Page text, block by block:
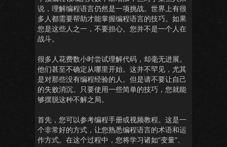
说，理解编程语言仍然是一项挑战。世界上有很
多人都需要帮助才能掌握编程语言的技巧。如果
您是这些人之一，不要担心。您并不是一个人在
战斗。
很多人花费数小时尝试理解代码，却毫无进展。
他们甚至不确定从哪里开始。这并不罕见，尤其
是对那些没有编程经验的人。但是请不要让自己
的失败消沉。只要使用一些简单的技巧，您就能
够摆脱这种不解之局。
首先，您可以参考编程手册或视频教程。这是一
个非常好的方式，让您熟悉编程语言的术语和运
作方式。在这个过程中，您将学习诸如“变量”、